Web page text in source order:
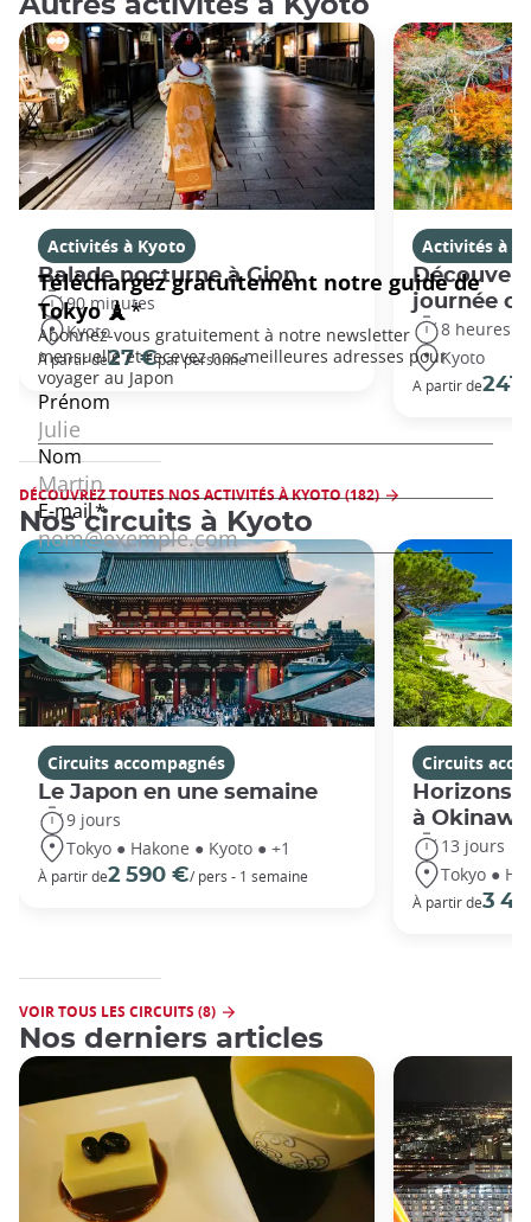
Autres activités à Kyoto
Activités à Kyoto
Balade nocturne à Gion
90 minutes
Kyoto
À partir de27 €par personne
Activités à
journée
8 heures
Kyoto
A partir de241
DÉCOUVREZ TOUTES NOS ACTIVITÉS À KYOTO (182)
Nos circuits à Kyoto
Circuits accompagnés
Le Japon en une semaine
9 jours
Tokyo ● Hakone ● Kyoto ● +1
À partir de2 590 €/ pers - 1 semaine
Circuits
Horizons
à Okinawa
13 jours
Tokyo ●
À partir de3
VOIR TOUS LES CIRCUITS (8)
Nos derniers articles